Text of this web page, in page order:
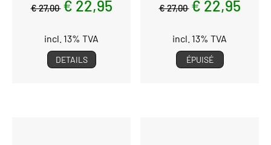
€ 27,00 € 22,95
incl. 13% TVA
DETAILS
€ 27,00 € 22,95
incl. 13% TVA
ÉPUISÉ